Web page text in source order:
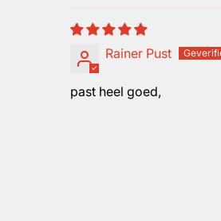
Rainer Pust
past heel goed,